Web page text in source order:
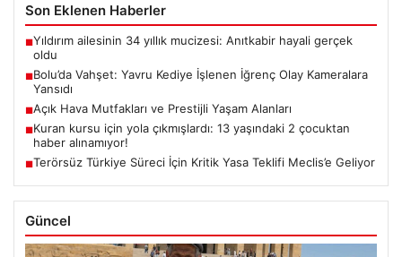
Son Eklenen Haberler
■Yıldırım ailesinin 34 yıllık mucizesi: Anıtkabir hayali gerçek
oldu
■Bolu’da Vahşet: Yavru Kediye İşlenen İğrenç Olay Kameralara
Yansıdı
■Açık Hava Mutfakları ve Prestijli Yaşam Alanları
■Kuran kursu için yola çıkmışlardı: 13 yaşındaki 2 çocuktan
haber alınamıyor!
■Terörsüz Türkiye Süreci İçin Kritik Yasa Teklifi Meclis’e Geliyor
Güncel